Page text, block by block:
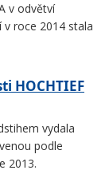
v odvětví
v roce 2014 stala
HOCHTIEF
vydala
podle
2013.